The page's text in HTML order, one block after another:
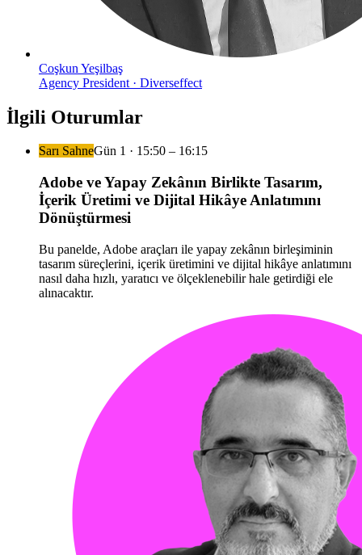
Coşkun Yeşilbaş
Agency President · Diverseffect
İlgili Oturumlar
Sarı SahneGün 1 · 15:50 – 16:15
Adobe ve Yapay Zekânın Birlikte Tasarım,
İçerik Üretimi ve Dijital Hikâye Anlatımını
Dönüştürmesi
Bu panelde, Adobe araçları ile yapay zekânın birleşiminin
tasarım süreçlerini, içerik üretimini ve dijital hikâye anlatımını
nasıl daha hızlı, yaratıcı ve ölçeklenebilir hale getirdiği ele
alınacaktır.